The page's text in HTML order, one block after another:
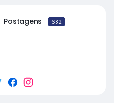
Postagens 682